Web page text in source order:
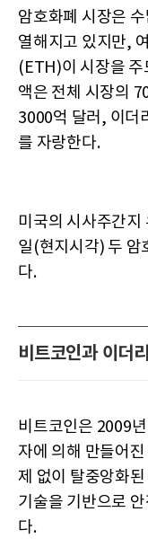
암호화폐 시장은
열해지고 있지만,
(ETH)이 시장을 주
액은 전체 시장의
3000억 달러, 이더
를 자랑한다.
미국의 시사주간지
일(현지시각) 두 암
다.
비트코인과 이더
비트코인은 2009
자에 의해 만들어
제 없이 탈중앙화
기술을 기반으로
다.